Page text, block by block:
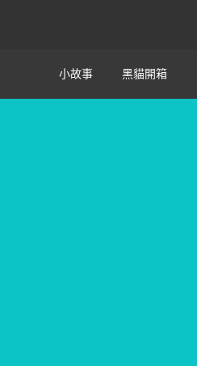
小故事 黑貓開箱